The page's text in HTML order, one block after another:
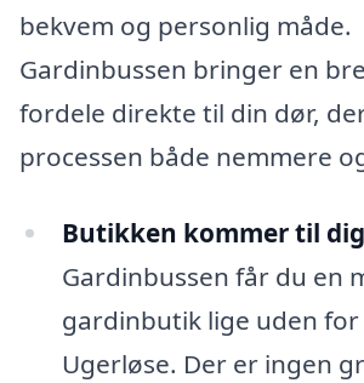
bekvem og personlig måde.
Gardinbussen bringer en
fordele direkte til din dør,
processen både nemmere
Butikken kommer til
Gardinbussen får du en
gardinbutik lige uden
Ugerløse. Der er ingen